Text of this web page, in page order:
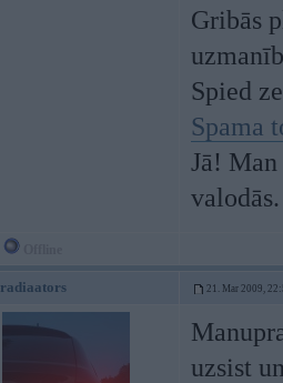
Gribās
Spied
Spama
Jā!
valodās.
radiaators 21. Mar 2009,
uzsist